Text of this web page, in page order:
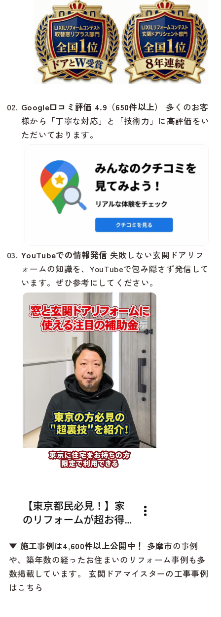
Google口コミ評価 4.9（650件以上）
多くのお客
様から「丁寧な対応」と「技術力」に高評価をい
ただいております。
YouTubeでの情報発信 失敗しない玄関ドアリフ
ォームの知識を、YouTubeで包み隠さず発信して
います。ぜひ参考にしてください。
▼ 施工事例は4,600件以上公開中！ 多摩市の事例
や、築年数の経ったお住まいのリフォーム事例も多
数掲載しています。 玄関ドアマイスターの工事事例
はこちら